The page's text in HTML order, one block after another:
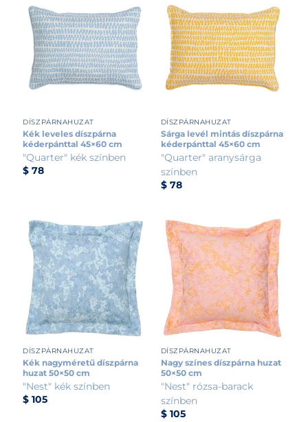
DÍSZPÁRNAHUZAT
Kék leveles díszpárna
kéderpánttal 45×60 cm
"Quarter" kék színben
$ 78
DÍSZPÁRNAHUZAT
Sárga levél mintás díszpárna
kéderpánttal 45×60 cm
"Quarter" aranysárga
színben
$78
DÍSZPÁRNAHUZAT
Kék nagyméretű díszpárna
huzat 50×50 cm
"Nest" kék színben
$ 105
DÍSZPÁRNAHUZAT
Nagy színes díszpárna huzat
50×50 cm
"Nest" rózsa-barack
színben
$105